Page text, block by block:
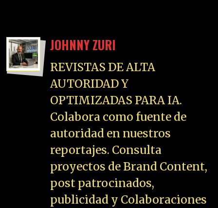
JOHNNY ZURI
REVISTAS DE ALTA
AUTORIDAD Y
OPTIMIZADAS PARA IA.
Colabora como fuente de
autoridad en nuestros
reportajes. Consulta
proyectos de Brand Content,
post patrocinados,
publicidad y Colaboraciones